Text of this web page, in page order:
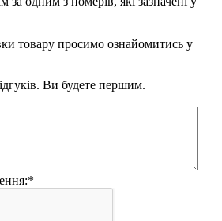
товару просимо ознайомитись у
Ви будете першим.
*